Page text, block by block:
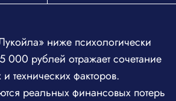
ниже психологически
000 рублей отражает сочетание
технических факторов.
реальных финансовых потерь